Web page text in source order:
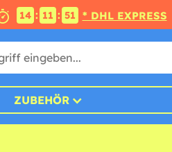
14 : 11 : 49 * DHL EXPRESS
ZUBEHÖR